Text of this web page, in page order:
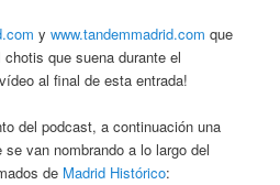
ywww.tandemmadrid.com que
que suena durante el
al final de esta entrada!
del podcast, a continuación una
van nombrando a lo largo del
de Madrid Histórico: